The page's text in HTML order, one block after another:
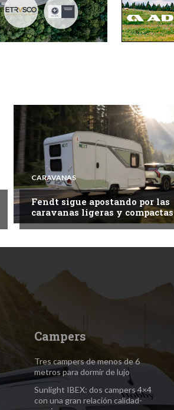
CARAVANAS
Fendt sigue apostando por las
caravanas ligeras y compactas
Campers
Tres campers de menos de 6
metros para dormir de lujo
Sunlight IBEX: dos campers 4×4
con una gran relación calidad-